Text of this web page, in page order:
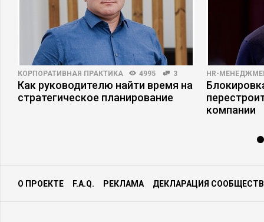
КОРПОРАТИВНАЯ ПРАКТИКА 4995 3
Как руководителю найти время на
стратегическое планирование
HR-
компании
О ПРОЕКТЕ F.A.Q. РЕКЛАМА ДЕКЛАРАЦИЯ